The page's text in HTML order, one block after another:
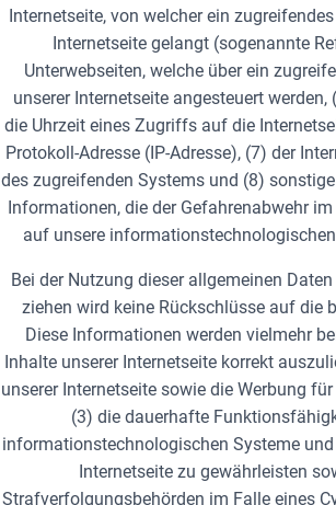
Internetseite, von welcher ein
Internetseite gelangt (sogenannte
Unterwebseiten, welche über ein
unserer Internetseite angesteuert
die Uhrzeit eines Zugriffs auf die
Protokoll-Adresse (IP-Adresse), (7) der
des zugreifenden Systems und (8)
Informationen, die der Gefahrenabwehr
auf unsere
Bei der Nutzung dieser allgemeinen
ziehen wird keine Rückschlüsse auf die
Diese Informationen werden vielmehr
Inhalte unserer Internetseite korrekt
unserer Internetseite sowie die Werbung
(3) die dauerhafte
informationstechnologischen Systeme
Internetseite zu gewährleisten
Strafverfolgungsbehörden im Falle eines